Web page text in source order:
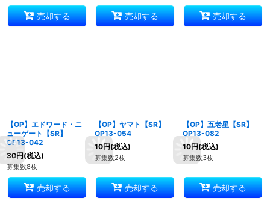
売却する 売却する 売却する
【OP】エドワード・ニ
ューゲート【SR】
OP13-042
30円(税込)
募集数8枚
売却する
【OP】ヤマト【SR】
OP13-054
10円(税込)
募集数2枚
売却する
【OP】五老星【SR】
OP13-082
10円(税込)
募集数3枚
売却する